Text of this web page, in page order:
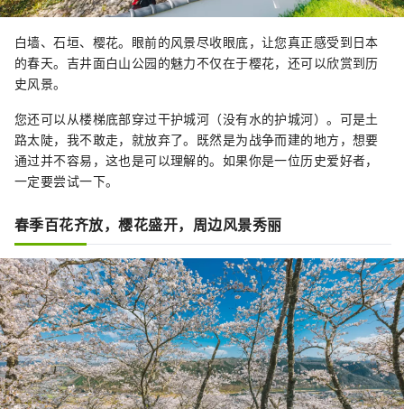
白墙、石垣、樱花。眼前的风景尽收眼底，让您真正感受到日本
的春天。吉井面白山公园的魅力不仅在于樱花，还可以欣赏到历
史风景。
您还可以从楼梯底部穿过干护城河（没有水的护城河）。可是土
路太陡，我不敢走，就放弃了。既然是为战争而建的地方，想要
通过并不容易，这也是可以理解的。如果你是一位历史爱好者，
一定要尝试一下。
春季百花齐放，樱花盛开，周边风景秀丽